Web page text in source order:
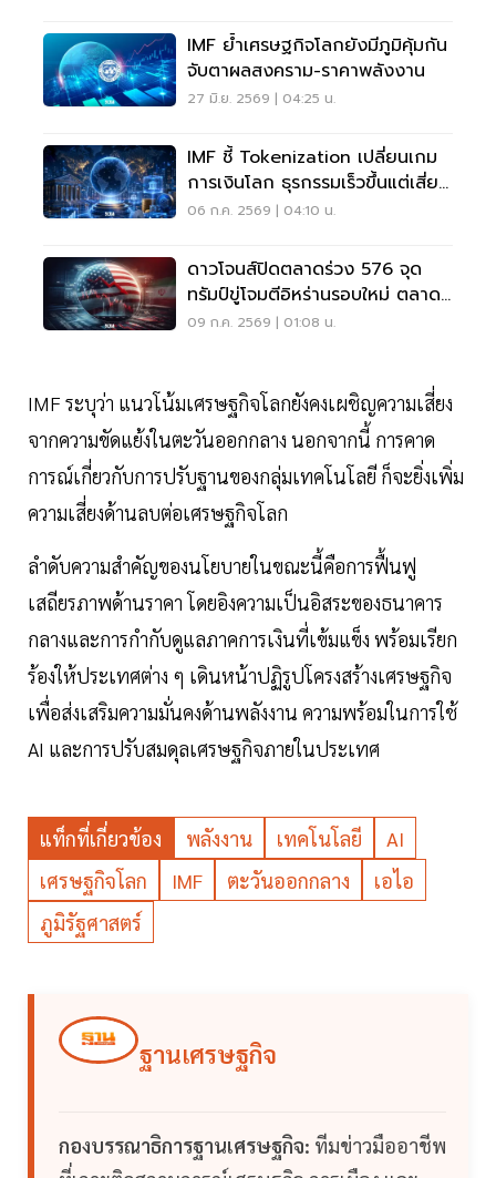
IMF ย้ำเศรษฐกิจโลกยังมีภูมิคุ้มกัน
จับตาผลสงคราม-ราคาพลังงาน
27 มิ.ย. 2569 | 04:25 น.
IMF ชี้ Tokenization เปลี่ยนเกม
การเงินโลก ธุรกรรมเร็วขึ้นแต่เสี่ยง
สูงกว่าเดิม
06 ก.ค. 2569 | 04:10 น.
ดาวโจนส์ปิดตลาดร่วง 576 จุด
ทรัมป์ขู่โจมตีอิหร่านรอบใหม่ ตลาด
ผวาสงคราม
09 ก.ค. 2569 | 01:08 น.
IMF ระบุว่า แนวโน้มเศรษฐกิจโลกยังคงเผชิญความเสี่ยง
จากความขัดแย้งในตะวันออกกลาง นอกจากนี้ การคาด
การณ์เกี่ยวกับการปรับฐานของกลุ่มเทคโนโลยี ก็จะยิ่งเพิ่ม
ความเสี่ยงด้านลบต่อเศรษฐกิจโลก
ลำดับความสำคัญของนโยบายในขณะนี้คือการฟื้นฟู
เสถียรภาพด้านราคา โดยอิงความเป็นอิสระของธนาคาร
กลางและการกำกับดูแลภาคการเงินที่เข้มแข็ง พร้อมเรียก
ร้องให้ประเทศต่าง ๆ เดินหน้าปฏิรูปโครงสร้างเศรษฐกิจ
เพื่อส่งเสริมความมั่นคงด้านพลังงาน ความพร้อมในการใช้
AI และการปรับสมดุลเศรษฐกิจภายในประเทศ
แท็กที่เกี่ยวข้อง พลังงาน เทคโนโลยี
AI
เศรษฐกิจโลก
IMF ตะวันออกกลาง
เอไอ
ภูมิรัฐศาสตร์
ฐานเศรษฐกิจ
กองบรรณาธิการฐานเศรษฐกิจ: ทีมข่าวมืออาชีพ